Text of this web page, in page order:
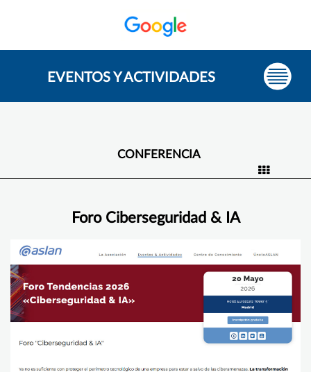
EVENTOS Y ACTIVIDADES
CONFERENCIA
Foro Ciberseguridad & IA